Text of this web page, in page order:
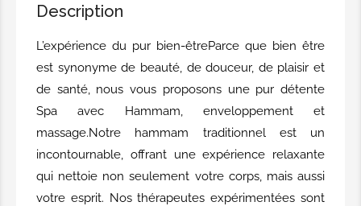
Hammam Signature femme
Enveloppement henné + Gommage +
Enveloppement argiles aux plantes
ou café + Savonnage + Shampoing +
après-shampoing + Jacuzzi + 30 min
35,00€
Description
L’expérience du pur bien-êtreParce que bien être
est synonyme de beauté, de douceur, de plaisir et
de santé, nous vous proposons une pur détente
Spa avec Hammam, enveloppement et
massage.Notre hammam traditionnel est un
incontournable, offrant une expérience relaxante
qui nettoie non seulement votre corps, mais aussi
votre esprit. Nos thérapeutes expérimentées sont